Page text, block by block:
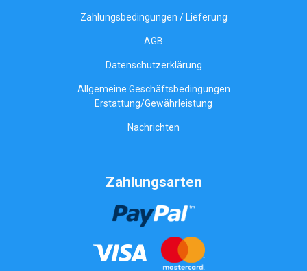
Zahlungsbedingungen / Lieferung
AGB
Datenschutzerklärung
Allgemeine Geschäftsbedingungen
Erstattung/Gewährleistung
Nachrichten
Zahlungsarten